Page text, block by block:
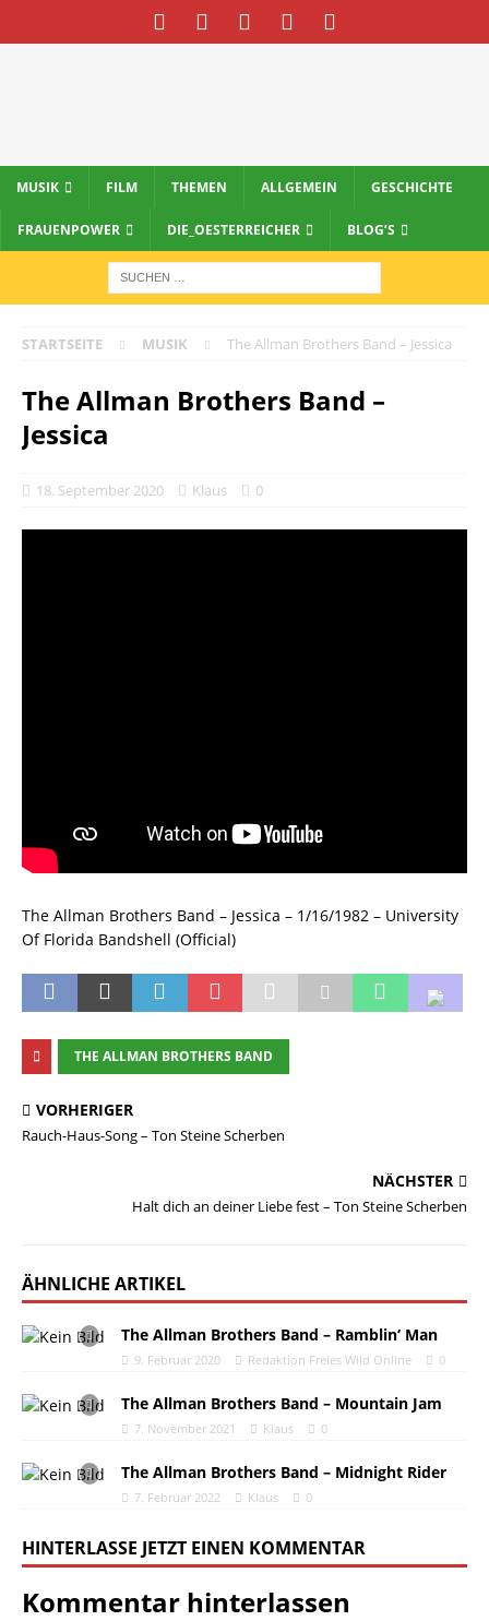
MUSIK FILM THEMEN ALLGEMEIN GESCHICHTE
FRAUENPOWER DIE_OESTERREICHER BLOG’S
STARTSEITE MUSIK The Allman Brothers Band – Jessica
The Allman Brothers Band –
Jessica
18. September 2020 Klaus 0
The Allman Brothers Band – Jessica – 1/16/1982 – University
Of Florida Bandshell (Official)
THE ALLMAN BROTHERS BAND
VORHERIGER
Rauch-Haus-Song – Ton Steine Scherben
NÄCHSTER
Halt dich an deiner Liebe fest – Ton Steine Scherben
ÄHNLICHE ARTIKEL
The Allman Brothers Band – Ramblin‘ Man
9. Februar 2020 Redaktion Freies Wild Online 0
The Allman Brothers Band – Mountain Jam
7. November 2021 Klaus 0
The Allman Brothers Band – Midnight Rider
7. Februar 2022 Klaus 0
HINTERLASSE JETZT EINEN KOMMENTAR
Kommentar hinterlassen